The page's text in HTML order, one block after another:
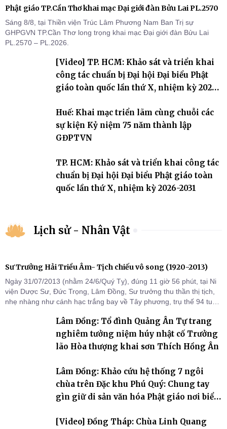
Phật giáo TP.Cần Thơ khai mạc Đại giới đàn Bửu Lai PL.2570
Sáng 8/8, tại Thiền viện Trúc Lâm Phương Nam Ban Trị sự
GHPGVN TP.Cần Thơ long trọng khai mạc Đại giới đàn Bửu Lai
PL.2570 – PL.2026.
[Video] TP. HCM: Khảo sát và triển khai
công tác chuẩn bị Đại hội Đại biểu Phật
giáo toàn quốc lần thứ X, nhiệm kỳ 2026-
Huế: Khai mạc triển lãm cùng chuỗi các
sự kiện Kỷ niệm 75 năm thành lập
GĐPTVN
TP. HCM: Khảo sát và triển khai công tác
chuẩn bị Đại hội Đại biểu Phật giáo toàn
quốc lần thứ X, nhiệm kỳ 2026-2031
Lịch sử - Nhân Vật
Sư Trưởng Hải Triều Âm- Tịch chiếu vô song (1920-2013)
Ngày 31/07/2013 (nhằm 24/6/Quý Tỵ), đúng 11 giờ 56 phút, tại Ni
viện Dược Sư, Đức Trọng, Lâm Đồng, Sư trưởng thu thần thị tịch,
nhẹ nhàng như cánh hạc trắng bay về Tây phương, trụ thế 94 tuổi
Lâm Đồng: Tổ đình Quảng Ân Tự trang
nghiêm tưởng niệm húy nhật cố Trưởng
lão Hòa thượng khai sơn Thích Hồng Ân
Lâm Đồng: Khảo cứu hệ thống 7 ngôi
chùa trên Đặc khu Phú Quý: Chung tay
gìn giữ di sản văn hóa Phật giáo nơi biển
[Video] Đồng Tháp: Chùa Linh Quang